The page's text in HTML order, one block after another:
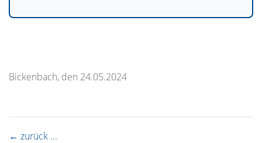
Bickenbach, den 24.05.2024
← zurück ...